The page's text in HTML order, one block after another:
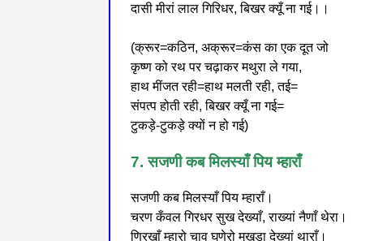
दासी मीरां लाल गिरिधर, बिखर क्यूँ ना गई।।
(क्रूर=कठिन, अक्रूर=कंस का एक दूत जो
कृष्ण को रथ पर चढ़ाकर मथुरा ले गया,
हाथ मींजत रही=हाथ मलती रही, तई=
संपत्प होती रही, बिखर क्यूँ ना गई=
टुकड़े-टुकड़े क्यों न हो गई)
7. सजणी कब मिलस्याँ पिय म्हाराँ
सजणी कब मिलस्याँ पिय म्हाराँ।
चरण कँवल गिरधर सुख देख्याँ, राख्यां नैणाँ थेरा।
णिरखाँ म्हारो चाव घणेरो मुखड़ा देख्यां थाराँ।